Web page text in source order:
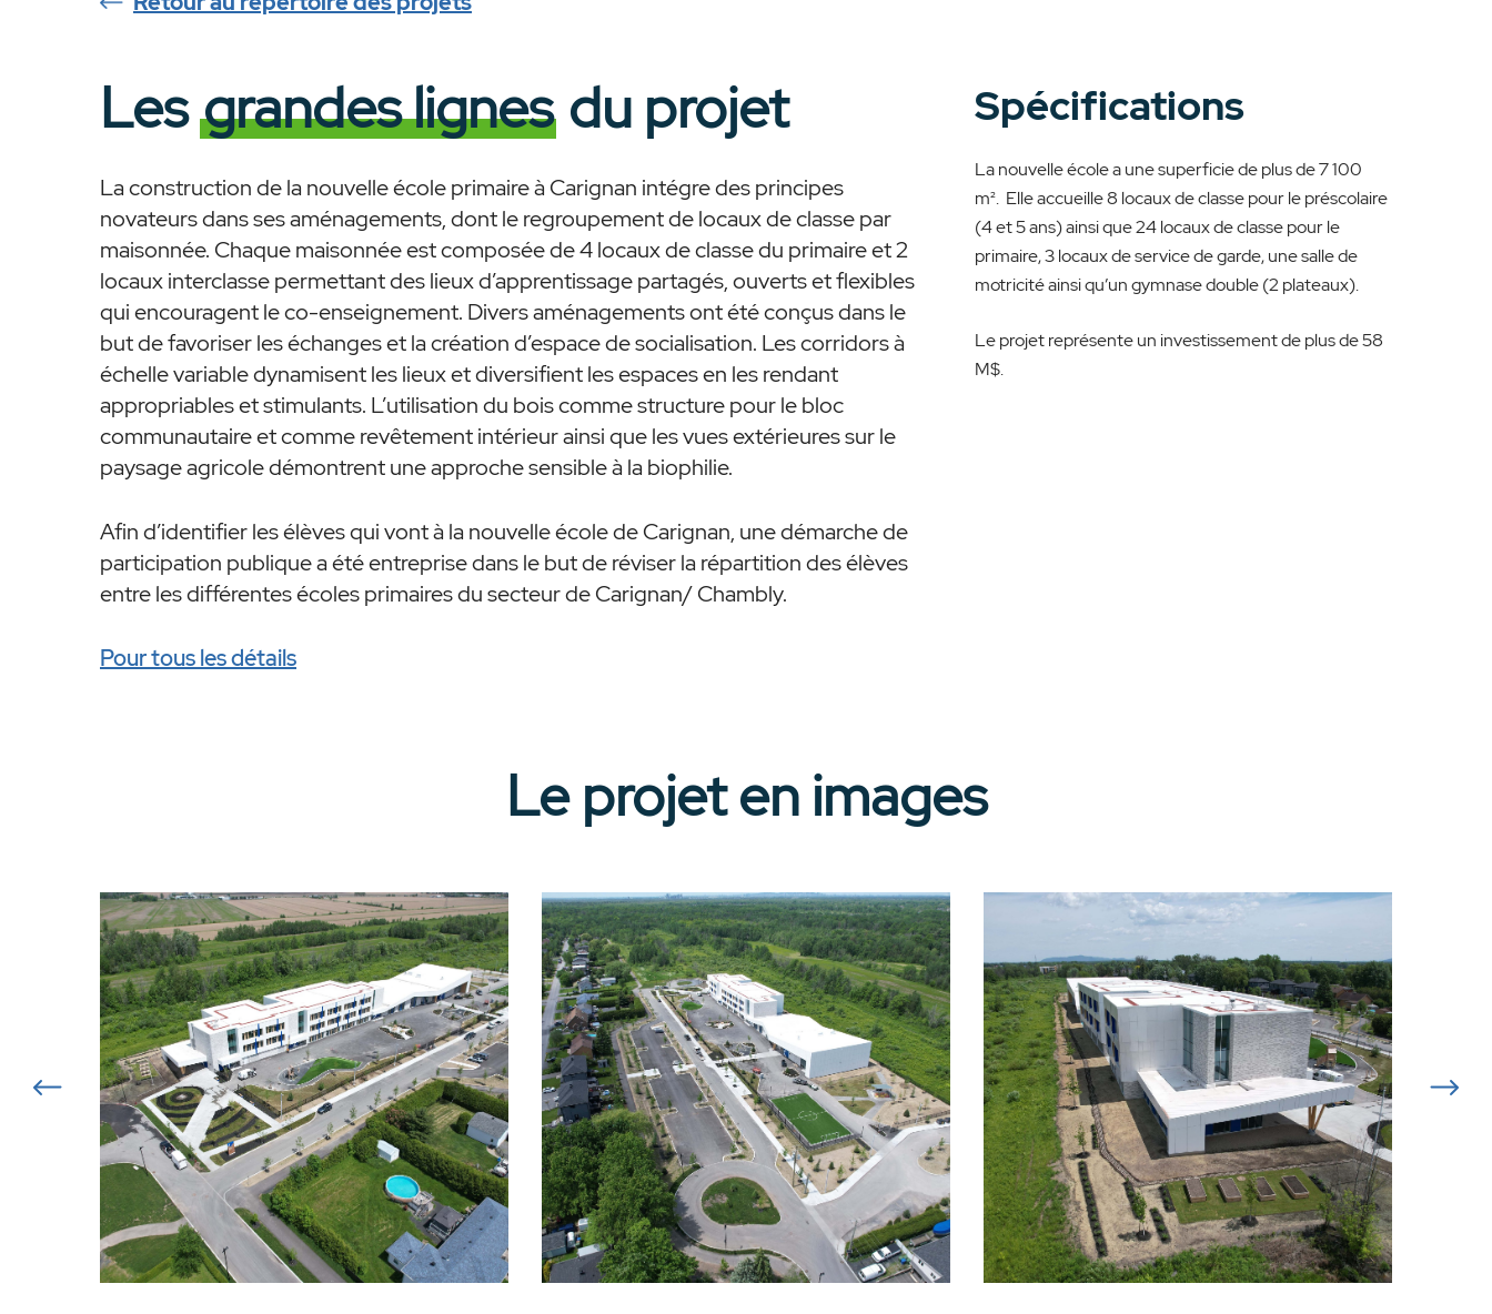
Lesgrandes lignes du projet
La construction de la nouvelle école primaire à Carignan intégre des principes
novateurs dans ses aménagements, dont le regroupement de locaux de classe par
maisonnée. Chaque maisonnée est composée de 4 locaux de classe du primaire et 2
locaux interclasse permettant des lieux d’apprentissage partagés, ouverts et flexibles
qui encouragent le co-enseignement. Divers aménagements ont été conçus dans le
but de favoriser les échanges et la création d’espace de socialisation. Les corridors à
échelle variable dynamisent les lieux et diversifient les espaces en les rendant
appropriables et stimulants. L’utilisation du bois comme structure pour le bloc
communautaire et comme revêtement intérieur ainsi que les vues extérieures sur le
paysage agricole démontrent une approche sensible à la biophilie.
Afin d’identifier les élèves qui vont à la nouvelle école de Carignan, une démarche de
participation publique a été entreprise dans le but de réviser la répartition des élèves
entre les différentes écoles primaires du secteur de Carignan/ Chambly.
Pour tous les détails
Spécifications
La nouvelle école a une superficie de plus de 7 100
m². Elle accueille 8 locaux de classe pour le préscolaire
(4 et 5 ans) ainsi que 24 locaux de classe pour le
primaire, 3 locaux de service de garde, une salle de
motricité ainsi qu’un gymnase double (2 plateaux).
Le projet représente un investissement de plus de 58
M$.
Le projet en images